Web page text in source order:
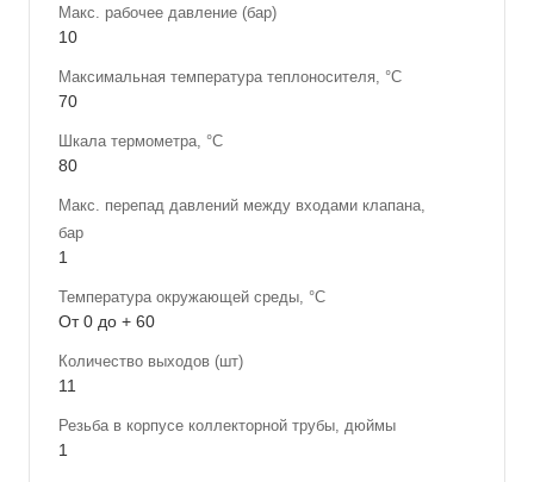
Макс. рабочее давление (бар)
10
Максимальная температура теплоносителя, °С
70
Шкала термометра, °С
80
Макс. перепад давлений между входами клапана,
бар
1
Температура окружающей среды, °С
От 0 до + 60
Количество выходов (шт)
11
Резьба в корпусе коллекторной трубы, дюймы
1